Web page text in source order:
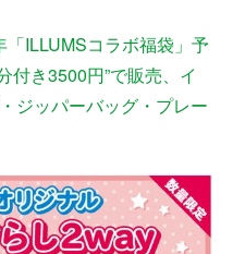
「ILLUMSコラボ福袋」予
付き3500円”で販売、イ
ジッパーバッグ・プレー